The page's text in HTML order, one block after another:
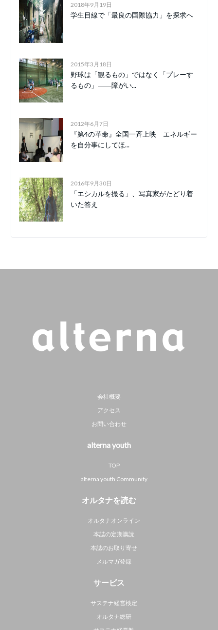
2018年9月19日
学生目線で「最良の国際協力」を探求へ
2015年3月18日
野球は「観るもの」ではなく「プレーす
るもの」――障がい...
2012年6月7日
『第4の革命』全国一斉上映 エネルギー
を自分事にしてほ...
2016年9月30日
「エシカルを撮る」、写真家がたどり着
いた答え
会社概要
アクセス
お問い合わせ
alterna youth
TOP
alterna youth Community
オルタナを読む
オルタナオンライン
本誌の定期購読
本誌のお取り寄せ
メルマガ登録
サービス
サステナ経営検定
オルタナ総研